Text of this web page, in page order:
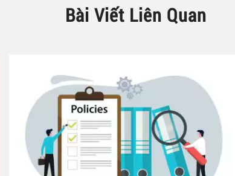
Bài Viết Liên Quan